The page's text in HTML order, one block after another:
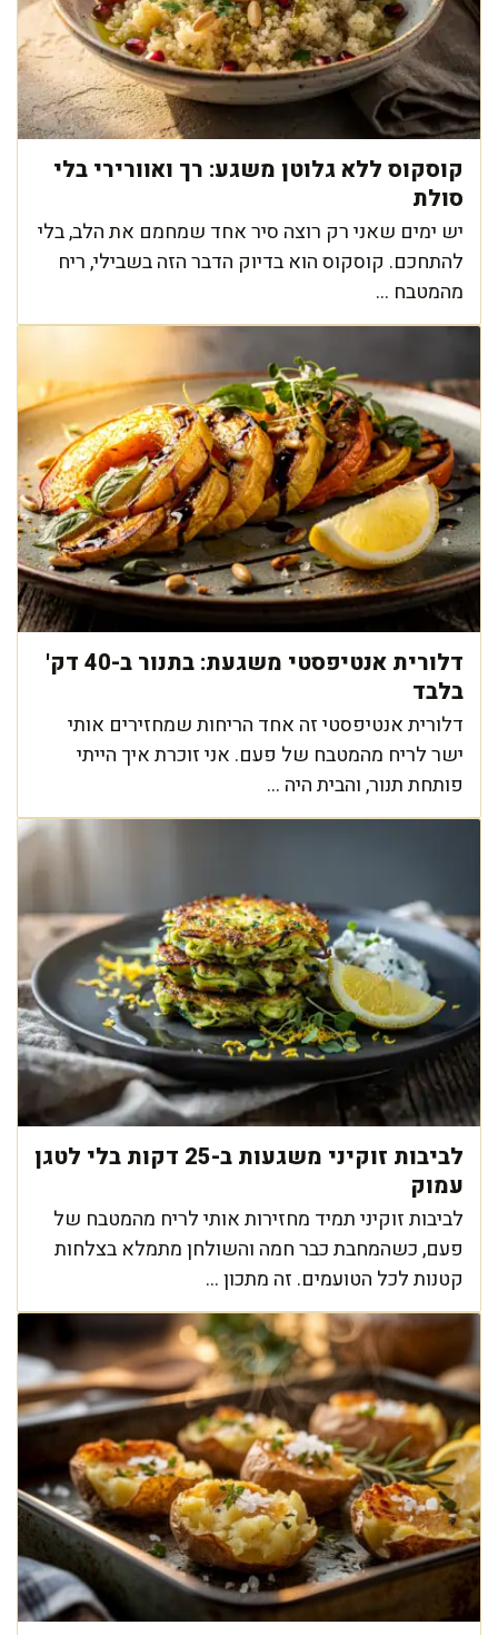
קוסקוס ללא גלוטן משגע: רך ואוורירי בלי
סולת
יש ימים שאני רק רוצה סיר אחד שמחמם את הלב, בלי
להתחכם. קוסקוס הוא בדיוק הדבר הזה בשבילי, ריח
מהמטבח ...
דלורית אנטיפסטי משגעת: בתנור ב-40 דק'
בלבד
דלורית אנטיפסטי זה אחד הריחות שמחזירים אותי
ישר לריח מהמטבח של פעם. אני זוכרת איך הייתי
פותחת תנור, והבית היה ...
לביבות זוקיני משגעות ב-25 דקות בלי לטגן
עמוק
לביבות זוקיני תמיד מחזירות אותי לריח מהמטבח של
פעם, כשהמחבת כבר חמה והשולחן מתמלא בצלחות
קטנות לכל הטועמים. זה מתכון ...